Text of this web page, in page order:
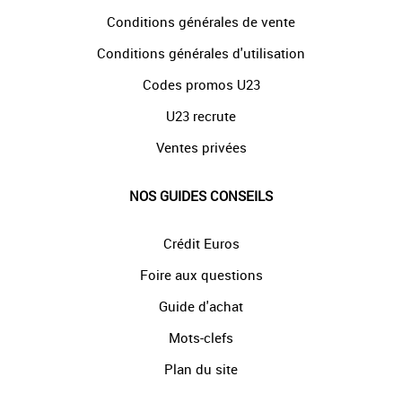
Conditions générales de vente
Conditions générales d'utilisation
Codes promos U23
U23 recrute
Ventes privées
NOS GUIDES CONSEILS
Crédit Euros
Foire aux questions
Guide d'achat
Mots-clefs
Plan du site